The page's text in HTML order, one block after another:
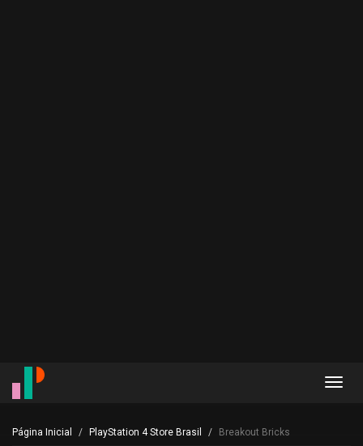
Página Inicial PlayStation 4 Store Brasil Breakout Bricks